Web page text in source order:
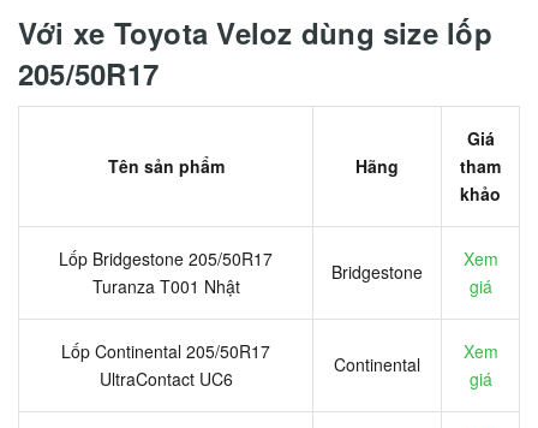
Với xe Toyota Veloz dùng size lốp
205/50R17
Tên sản phẩm Hãng
Giá
tham
khảo
Lốp Bridgestone 205/50R17
Turanza T001 Nhật
Bridgestone
Xem
giá
Lốp Continental 205/50R17
UltraContact UC6
Continental
Xem
giá